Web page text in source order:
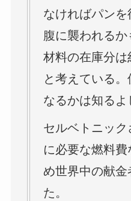
なければパン
腹に襲われる
材料の在庫分
と考えている
なるかは知るよ
セルベトニッ
に必要な燃料
め世界中の献金
た。